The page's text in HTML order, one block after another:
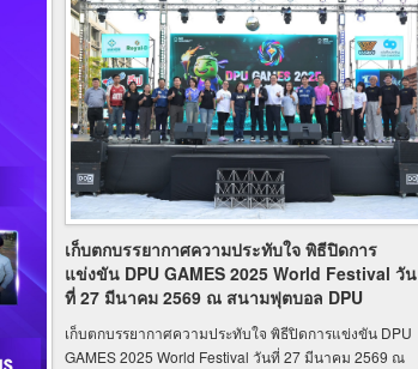
เก็บตกบรรยากาศความประทับใจ พิธีปิดการ
แข่งขัน DPU GAMES 2025 World Festival วัน
ที่ 27 มีนาคม 2569 ณ สนามฟุตบอล DPU
เก็บตกบรรยากาศความประทับใจ พิธีปิดการแข่งขัน DPU
GAMES 2025 World Festival วันที่ 27 มีนาคม 2569 ณ